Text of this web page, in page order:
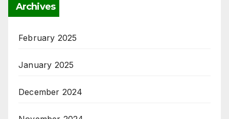
Archives
February 2025
January 2025
December 2024